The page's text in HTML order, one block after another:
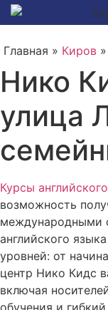
Главная » Киров »
Нико
улица
Курсы
возможность
международными
английского
уровней: от
центр Нико Кидс
включая
обучения и